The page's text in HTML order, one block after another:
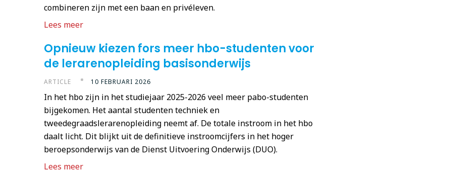
combineren zijn met een baan en privéleven.
Lees meer
Opnieuw kiezen fors meer hbo-studenten voor
de lerarenopleiding basisonderwijs
ARTICLE 10 FEBRUARI 2026
In het hbo zijn in het studiejaar 2025-2026 veel meer pabo-studenten
bijgekomen. Het aantal studenten techniek en
tweedegraadslerarenopleiding neemt af. De totale instroom in het hbo
daalt licht. Dit blijkt uit de definitieve instroomcijfers in het hoger
beroepsonderwijs van de Dienst Uitvoering Onderwijs (DUO).
Lees meer